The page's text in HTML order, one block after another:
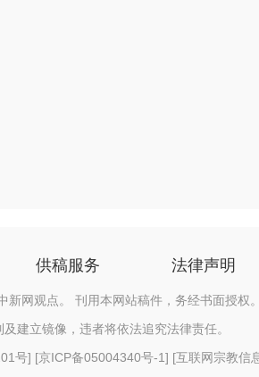
供稿服务 法律声明
网观点。 刊用本网站稿件，务经书面授权。
建立镜像，违者将依法追究法律责任。
号] [京ICP备05004340号-1] [互联网宗教信